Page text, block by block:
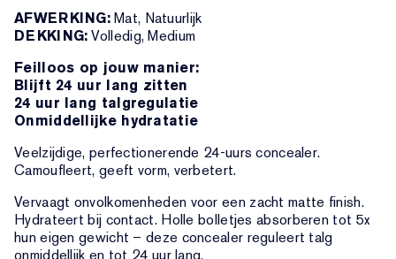
AFWERKING:Mat, Natuurlijk
DEKKING: Volledig, Medium
Feilloos op jouw manier:
Blijft 24 uur lang zitten
24 uur lang talgregulatie
Onmiddellijke hydratatie
Veelzijdige, perfectionerende 24-uurs concealer.
Camoufleert, geeft vorm, verbetert.
Vervaagt onvolkomenheden voor een zacht matte finish.
Hydrateert bij contact. Holle bolletjes absorberen tot 5x
hun eigen gewicht – deze concealer reguleert talg
onmiddellijk en tot 24 uur lang.